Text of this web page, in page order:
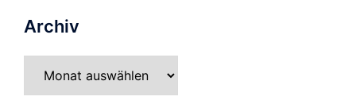
Archiv